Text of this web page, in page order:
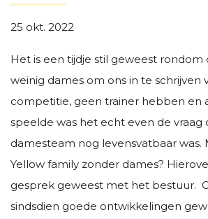
25 okt. 2022
Het is een tijdje stil geweest rondom
weinig dames om ons in te schrijven
competitie, geen trainer hebben en
speelde was het echt even de vraag
damesteam nog levensvatbaar was.
Yellow family zonder dames?
gesprek geweest met het bestuur.
sindsdien goede ontwikkelingen